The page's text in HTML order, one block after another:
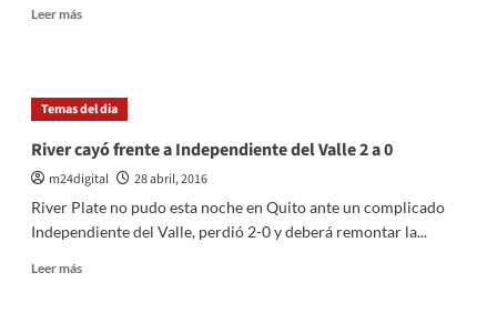
su
Leer másLeer
fue
eliminado
la
Copa
Libertadores
Temas del dia
River cayó frente a Independiente del Valle 2 a 0
m24digital
28 abril, 2016
River Plate no pudo esta noche en Quito ante un complicado
Independiente del Valle, perdió 2-0 y deberá remontar la...
Leer másLeer